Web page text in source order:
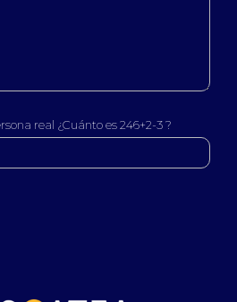
real ¿Cuánto es 246+2-3 ?